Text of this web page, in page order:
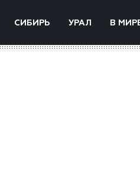
СИБИРЬ УРАЛ В